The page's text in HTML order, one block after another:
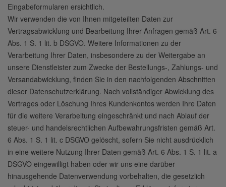
Eingabeformularen ersichtlich.
Wir verwenden die von Ihnen mitgeteilten Daten zur
Vertragsabwicklung und Bearbeitung Ihrer Anfragen gemäß Art. 6
Abs. 1 S. 1 lit. b DSGVO. Weitere Informationen zu der
Verarbeitung Ihrer Daten, insbesondere zu der Weitergabe an
unsere Dienstleister zum Zwecke der Bestellungs-, Zahlungs- und
Versandabwicklung, finden Sie in den nachfolgenden Abschnitten
dieser Datenschutzerklärung. Nach vollständiger Abwicklung des
Vertrages oder Löschung Ihres Kundenkontos werden Ihre Daten
für die weitere Verarbeitung eingeschränkt und nach Ablauf der
steuer- und handelsrechtlichen Aufbewahrungsfristen gemäß Art.
6 Abs. 1 S. 1 lit. c DSGVO gelöscht, sofern Sie nicht ausdrücklich
in eine weitere Nutzung Ihrer Daten gemäß Art. 6 Abs. 1 S. 1 lit. a
DSGVO eingewilligt haben oder wir uns eine darüber
hinausgehende Datenverwendung vorbehalten, die gesetzlich